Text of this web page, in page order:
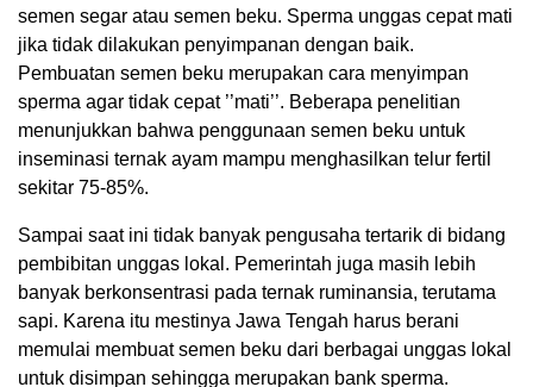
semen segar atau semen beku. Sperma unggas cepat mati
jika tidak dilakukan penyimpanan dengan baik.
Pembuatan semen beku merupakan cara menyimpan
sperma agar tidak cepat ’’mati’’. Beberapa penelitian
menunjukkan bahwa penggunaan semen beku untuk
inseminasi ternak ayam mampu menghasilkan telur fertil
sekitar 75-85%.
Sampai saat ini tidak banyak pengusaha tertarik di bidang
pembibitan unggas lokal. Pemerintah juga masih lebih
banyak berkonsentrasi pada ternak ruminansia, terutama
sapi. Karena itu mestinya Jawa Tengah harus berani
memulai membuat semen beku dari berbagai unggas lokal
untuk disimpan sehingga merupakan bank sperma.